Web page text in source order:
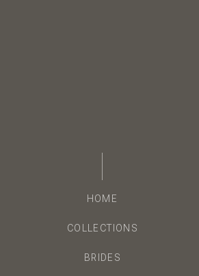
HOME
COLLECTIONS
BRIDES